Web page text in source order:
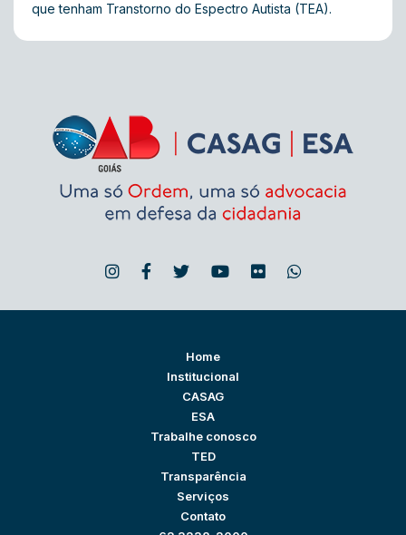
que tenham Transtorno do Espectro Autista (TEA).
Home
Institucional
CASAG
ESA
Trabalhe conosco
TED
Transparência
Serviços
Contato